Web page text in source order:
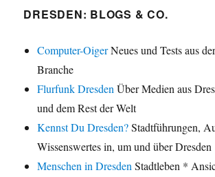
DRESDEN: BLOGS & CO.
Computer-OigerNeues und Tests aus
Branche
Flurfunk Dresden Über Medien aus
und dem Rest der Welt
Kennst Du Dresden?Stadtführungen,
Wissenswertes in, um und über Dresden
Menschen in Dresden Stadtleben *